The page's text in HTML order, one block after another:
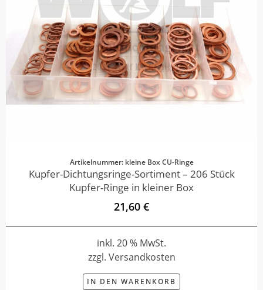
Artikelnummer: kleine Box CU-Ringe
Kupfer-Dichtungsringe-Sortiment – 206 Stück
Kupfer-Ringe in kleiner Box
21,60 €
inkl. 20 % MwSt.
zzgl. Versandkosten
IN DEN WARENKORB